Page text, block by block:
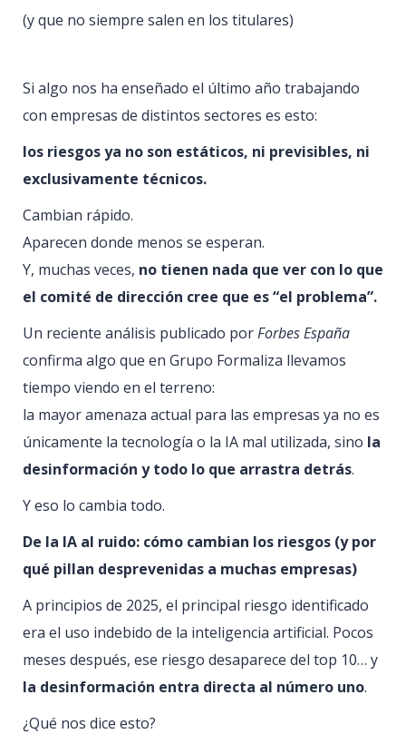
(y que no siempre salen en los titulares)
Si algo nos ha enseñado el último año trabajando
con empresas de distintos sectores es esto:
los riesgos ya no son estáticos, ni previsibles, ni
exclusivamente técnicos.
Cambian rápido.
Aparecen donde menos se esperan.
Y, muchas veces, no tienen nada que ver con lo que
el comité de dirección cree que es “el problema”.
Un reciente análisis publicado porForbes España
confirma algo que en Grupo Formaliza llevamos
tiempo viendo en el terreno:
la mayor amenaza actual para las empresas ya no es
únicamente la tecnología o la IA mal utilizada, sino la
desinformación y todo lo que arrastra detrás.
Y eso lo cambia todo.
De la IA al ruido: cómo cambian los riesgos (y por
qué pillan desprevenidas a muchas empresas)
A principios de 2025, el principal riesgo identificado
era el uso indebido de la inteligencia artificial. Pocos
meses después, ese riesgo desaparece del top 10… y
la desinformación entra directa al número uno.
¿Qué nos dice esto?